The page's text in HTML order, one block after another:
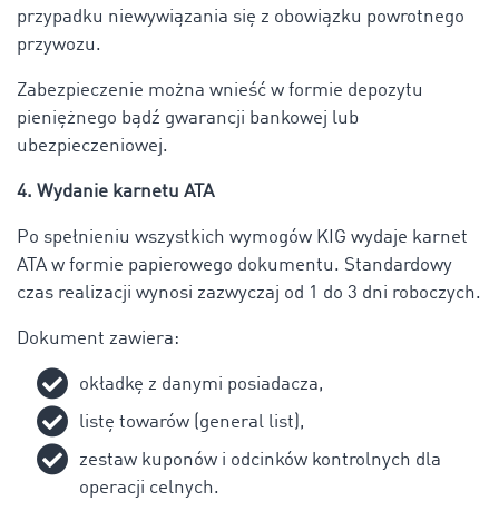
przypadku niewywiązania się z obowiązku powrotnego
przywozu.
Zabezpieczenie można wnieść w formie depozytu
pieniężnego bądź gwarancji bankowej lub
ubezpieczeniowej.
4. Wydanie karnetu ATA
Po spełnieniu wszystkich wymogów KIG wydaje karnet
ATA w formie papierowego dokumentu. Standardowy
czas realizacji wynosi zazwyczaj od 1 do 3 dni roboczych.
Dokument zawiera:
okładkę z danymi posiadacza,
listę towarów (general list),
zestaw kuponów i odcinków kontrolnych dla
operacji celnych.